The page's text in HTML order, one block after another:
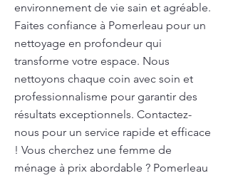
environnement de vie sain et agréable.
Faites confiance à Pomerleau pour un
nettoyage en profondeur qui
transforme votre espace. Nous
nettoyons chaque coin avec soin et
professionnalisme pour garantir des
résultats exceptionnels. Contactez-
nous pour un service rapide et efficace
! Vous cherchez une femme de
ménage à prix abordable ? Pomerleau